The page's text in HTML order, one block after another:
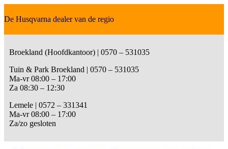
De Husqvarna dealer van de regio
Broekland (Hoofdkantoor) | 0570 – 531035
Tuin & Park Broekland | 0570 – 531035
Ma-vr 08:00 – 17:00
Za 08:30 – 12:30
Lemele | 0572 – 331341
Ma-vr 08:00 – 17:00
Za/zo gesloten